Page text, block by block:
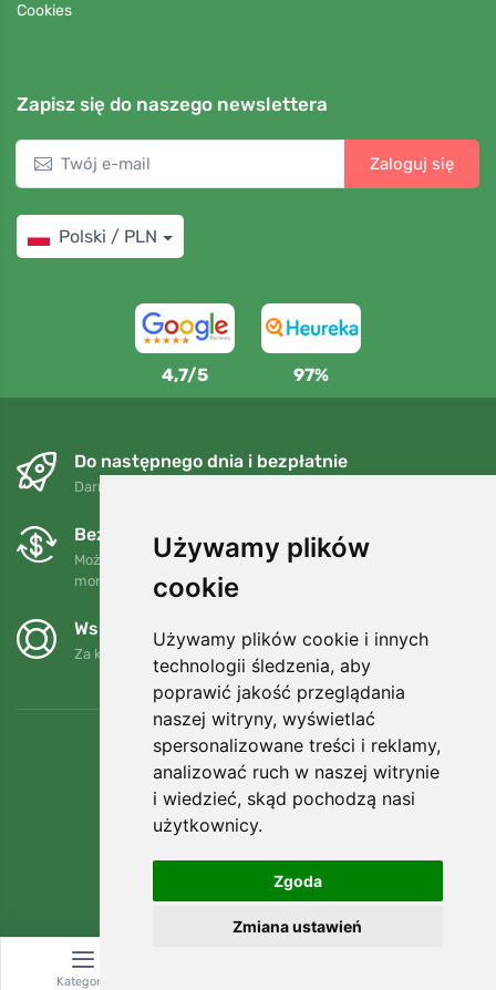
Używamy plików
cookie
Używamy plików cookie i innych
technologii śledzenia, aby
poprawić jakość przeglądania
naszej witryny, wyświetlać
spersonalizowane treści i reklamy,
analizować ruch w naszej witrynie
i wiedzieć, skąd pochodzą nasi
użytkownicy.
Zgoda
Zmiana ustawień
Cookies
Zapisz się do naszego newslettera
Zaloguj się
Polski / PLN
4,7/5 97%
Do następnego dnia i bezpłatnie
Darmowa wysyłka dla zamówień powyżej 250 PLN
Bezpłatne wymiany i zwroty
Możesz zwrócić lub wymienić swoje zamówienie w dowolnym
momencie w ciągu 90 dni.
Wspieramy Trees.org
Za każde zamówienie sadzimy drzewo! Czytaj więcej
Kategoria